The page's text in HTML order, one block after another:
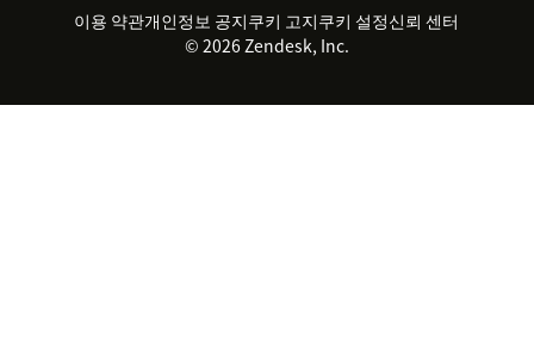
실시간 채팅
클라이언트 포털
지속 가능성 보고서
Zendesk Foundation
법적 정보
2026 CX 트렌드
제품 업데이트
고객 서비스 소프트웨어
헬프 데스크 통합 티켓 관리 소
이용 약관개인정보 공지쿠키 고지쿠키 설정신뢰 센터
© 2026 Zendesk, Inc.